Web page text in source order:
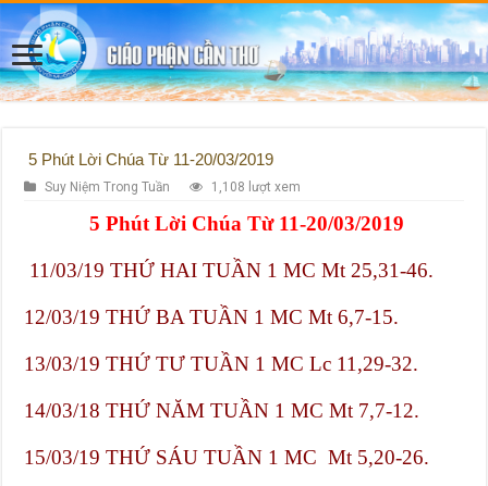
5 Phút Lời Chúa Từ 11-20/03/2019
Suy Niệm Trong Tuần 1,108 lượt xem
5 Phút Lời Chúa Từ 11-20/03/2019
11/03/19 THỨ HAI TUẦN 1 MC Mt 25,31-46.
12/03/19 THỨ BA TUẦN 1 MC Mt 6,7-15.
13/03/19 THỨ TƯ TUẦN 1 MC Lc 11,29-32.
14/03/18 THỨ NĂM TUẦN 1 MC Mt 7,7-12.
15/03/19 THỨ SÁU TUẦN 1 MC Mt 5,20-26.